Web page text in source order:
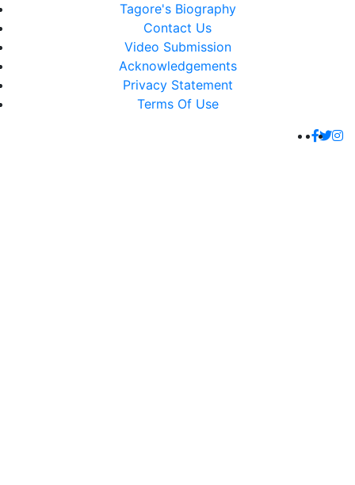
Tagore's Biography
Contact Us
Video Submission
Acknowledgements
Privacy Statement
Terms Of Use